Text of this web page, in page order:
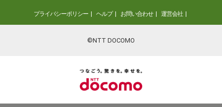
プライバシーポリシー ヘルプ お問い合わせ 運営会社
©NTT DOCOMO